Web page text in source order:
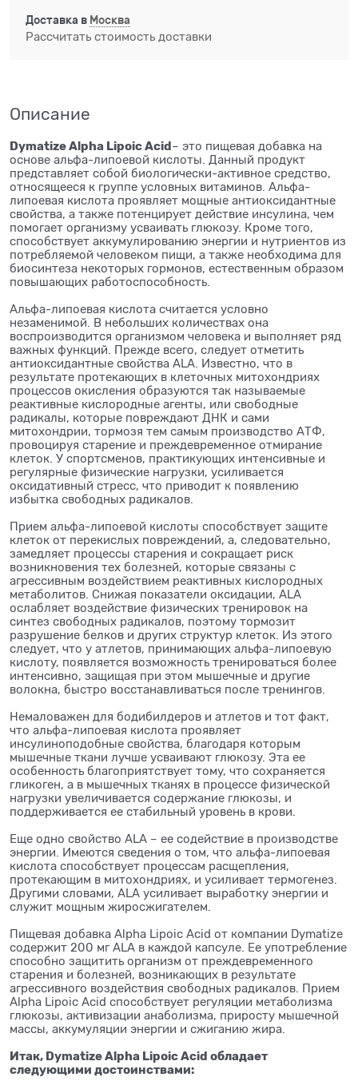
Доставка в Москва
Рассчитать стоимость доставки
Описание
Dymatize Alpha Lipoic Acid– это пищевая добавка на
основе альфа-липоевой кислоты. Данный продукт
представляет собой биологически-активное средство,
относящееся к группе условных витаминов. Альфа-
липоевая кислота проявляет мощные антиоксидантные
свойства, а также потенцирует действие инсулина, чем
помогает организму усваивать глюкозу. Кроме того,
способствует аккумулированию энергии и нутриентов из
потребляемой человеком пищи, а также необходима для
биосинтеза некоторых гормонов, естественным образом
повышающих работоспособность.
Альфа-липоевая кислота считается условно
незаменимой. В небольших количествах она
воспроизводится организмом человека и выполняет ряд
важных функций. Прежде всего, следует отметить
антиоксидантные свойства ALA. Известно, что в
результате протекающих в клеточных митохондриях
процессов окисления образуются так называемые
реактивные кислородные агенты, или свободные
радикалы, которые повреждают ДНК и сами
митохондрии, тормозя тем самым производство АТФ,
провоцируя старение и преждевременное отмирание
клеток. У спортсменов, практикующих интенсивные и
регулярные физические нагрузки, усиливается
оксидативный стресс, что приводит к появлению
избытка свободных радикалов.
Прием альфа-липоевой кислоты способствует защите
клеток от перекислых повреждений, а, следовательно,
замедляет процессы старения и сокращает риск
возникновения тех болезней, которые связаны с
агрессивным воздействием реактивных кислородных
метаболитов. Снижая показатели оксидации, ALA
ослабляет воздействие физических тренировок на
синтез свободных радикалов, поэтому тормозит
разрушение белков и других структур клеток. Из этого
следует, что у атлетов, принимающих альфа-липоевую
кислоту, появляется возможность тренироваться более
интенсивно, защищая при этом мышечные и другие
волокна, быстро восстанавливаться после тренингов.
Немаловажен для бодибилдеров и атлетов и тот факт,
что альфа-липоевая кислота проявляет
инсулиноподобные свойства, благодаря которым
мышечные ткани лучше усваивают глюкозу. Эта ее
особенность благоприятствует тому, что сохраняется
гликоген, а в мышечных тканях в процессе физической
нагрузки увеличивается содержание глюкозы, и
поддерживается ее стабильный уровень в крови.
Еще одно свойство ALA – ее содействие в производстве
энергии. Имеются сведения о том, что альфа-липоевая
кислота способствует процессам расщепления,
протекающим в митохондриях, и усиливает термогенез.
Другими словами, ALA усиливает выработку энергии и
служит мощным жиросжигателем.
Пищевая добавка Alpha Lipoic Acid от компании Dymatize
содержит 200 мг ALA в каждой капсуле. Ее употребление
способно защитить организм от преждевременного
старения и болезней, возникающих в результате
агрессивного воздействия свободных радикалов. Прием
Alpha Lipoic Acid способствует регуляции метаболизма
глюкозы, активизации анаболизма, приросту мышечной
массы, аккумуляции энергии и сжиганию жира.
Итак, Dymatize Alpha Lipoic Acid обладает
следующими достоинствами: